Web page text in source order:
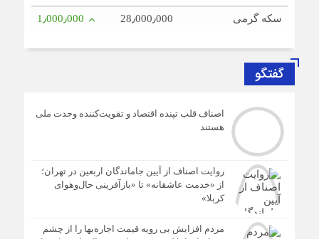
سکه گرمی 28٫000٫000 1٫000٫000
گفتگو
اصناف قلب تپنده اقتصاد و تقویت‌کننده وحدت ملی
هستند
روایت اصناف از آیین جاماندگان اربعین در تهران؛
از «خدمت عاشقانه» تا «بازآفرینی حال‌وهوای
کربلا»
مردم افزایش بی رویه قیمت اجاره‌بها را از چشم